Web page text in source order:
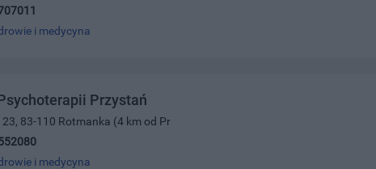
i medycyna
Przystań
23, 83-110 Rotmanka (4 km od Pr
i medycyna